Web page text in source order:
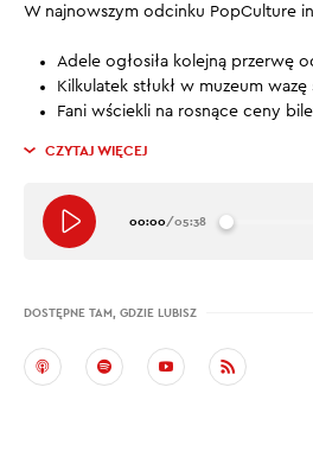
W najnowszym odcinku PopCulture
Adele ogłosiła kolejną przerwę
Kilkulatek stłukł w muzeum
Fani wściekli na rosnące ceny
CZYTAJ WIĘCEJ
00:00/05:38
DOSTĘPNE TAM, GDZIE LUBISZ